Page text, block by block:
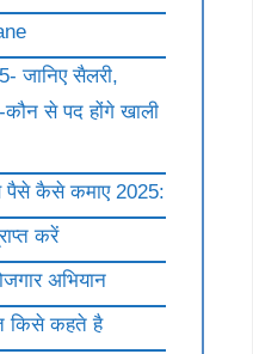
जानिए सैलरी,
से पद होंगे खाली
कैसे कमाए 2025:
करें
अभियान
किसे कहते है